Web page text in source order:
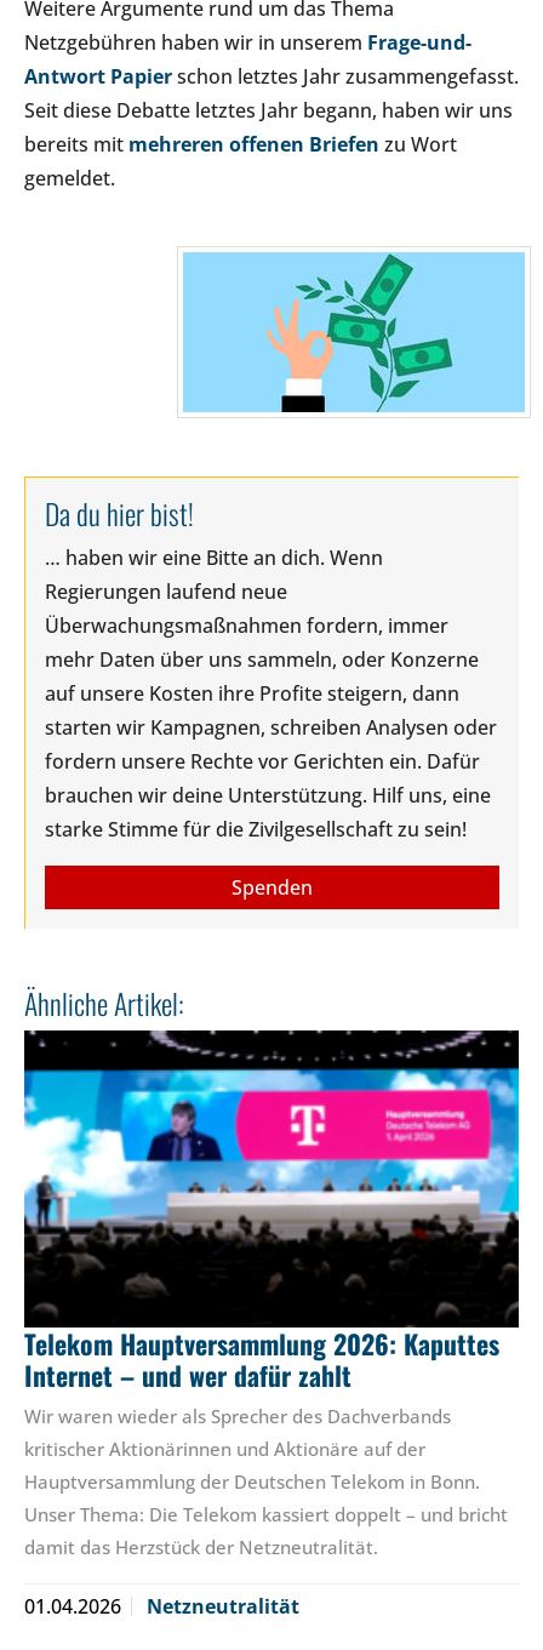
Weitere Argumente rund um das Thema
Netzgebühren haben wir in unserem Frage-und-
Antwort Papierschon letztes Jahr zusammengefasst.
Seit diese Debatte letztes Jahr begann, haben wir uns
bereits mit mehreren offenen Briefen zu Wort
gemeldet.
Da du hier bist!
… haben wir eine Bitte an dich. Wenn
Regierungen laufend neue
Überwachungsmaßnahmen fordern, immer
mehr Daten über uns sammeln, oder Konzerne
auf unsere Kosten ihre Profite steigern, dann
starten wir Kampagnen, schreiben Analysen oder
fordern unsere Rechte vor Gerichten ein. Dafür
brauchen wir deine Unterstützung. Hilf uns, eine
starke Stimme für die Zivilgesellschaft zu sein!
Spenden
Ähnliche Artikel:
Telekom Hauptversammlung 2026: Kaputtes
Internet – und wer dafür zahlt
Wir waren wieder als Sprecher des Dachverbands
kritischer Aktionärinnen und Aktionäre auf der
Hauptversammlung der Deutschen Telekom in Bonn.
Unser Thema: Die Telekom kassiert doppelt – und bricht
damit das Herzstück der Netzneutralität.
01.04.2026 Netzneutralität